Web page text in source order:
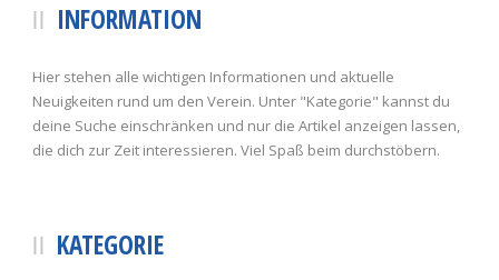
INFORMATION
Hier stehen alle wichtigen Informationen und aktuelle
Neuigkeiten rund um den Verein. Unter "Kategorie" kannst du
deine Suche einschränken und nur die Artikel anzeigen lassen,
die dich zur Zeit interessieren. Viel Spaß beim durchstöbern.
KATEGORIE